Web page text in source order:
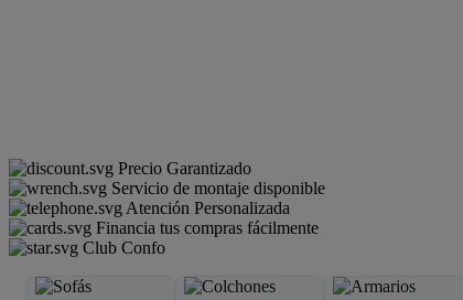
Precio Garantizado
Servicio de montaje disponible
Atención Personalizada
Financia tus compras fácilmente
Club Confo